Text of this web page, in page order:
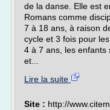
de la danse. Elle est
Romans comme
7 à 18 ans, à raison
cycle et 3 fois pour
4 à 7 ans, les enfants
et...
Lire la suite
Site : http://